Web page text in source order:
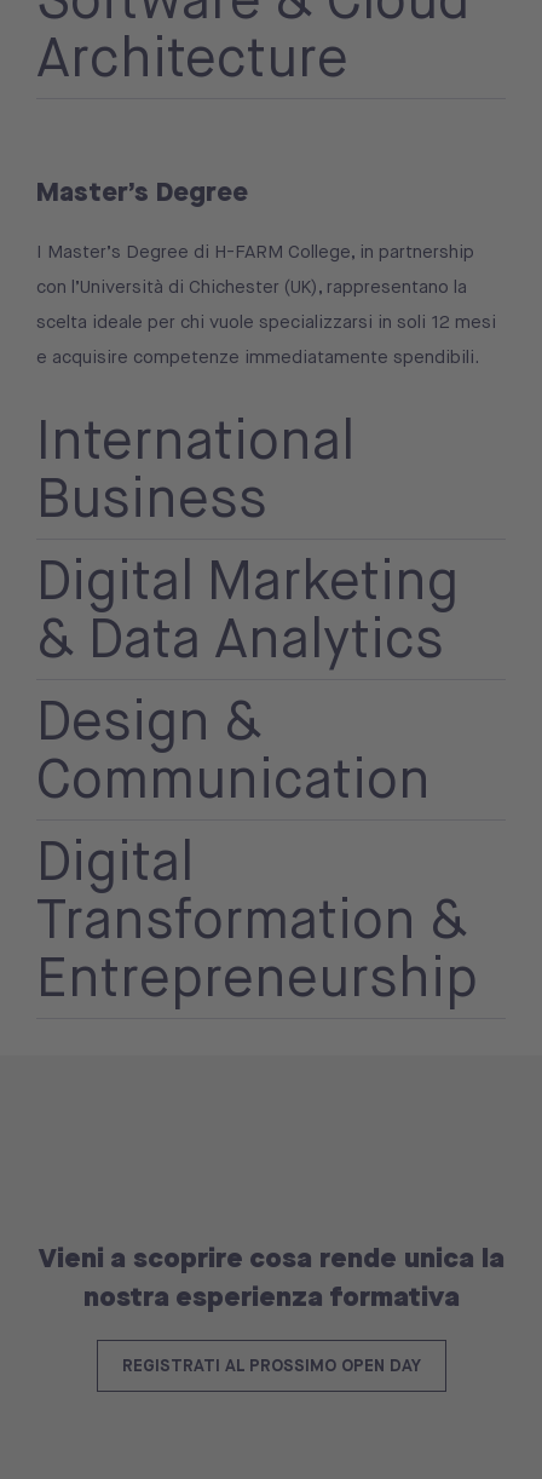
Architecture
Master’s Degree
I Master’s Degree di H-FARM College, in partnership
con l’Università di Chichester (UK), rappresentano la
scelta ideale per chi vuole specializzarsi in soli 12 mesi
e acquisire competenze immediatamente spendibili.
International
Business
Digital Marketing
& Data Analytics
Design &
Communication
Digital
Transformation &
Entrepreneurship
Vieni a scoprire cosa rende unica la
nostra esperienza formativa
REGISTRATI AL PROSSIMO OPEN DAY